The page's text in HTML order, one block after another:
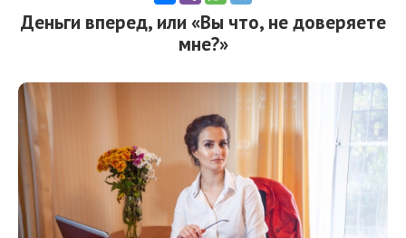
Деньги вперед, или «Вы что, не доверяете
мне?»